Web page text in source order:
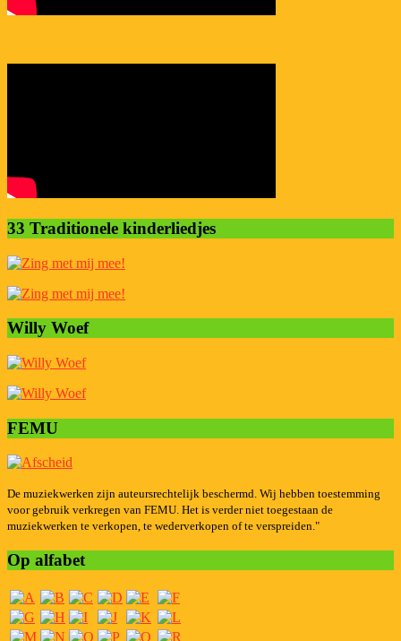
33 Traditionele kinderliedjes
Willy Woef
FEMU
De muziekwerken zijn auteursrechtelijk beschermd. Wij hebben toestemming
voor gebruik verkregen van FEMU. Het is verder niet toegestaan de
muziekwerken te verkopen, te wederverkopen of te verspreiden."
Op alfabet